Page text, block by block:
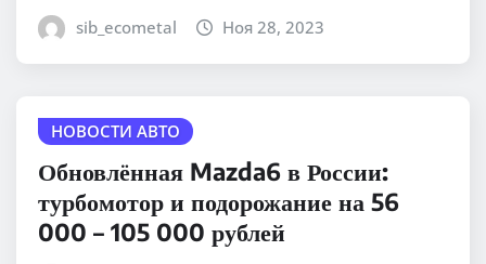
sib_ecometal Ноя 28, 2023
НОВОСТИ АВТО
Обновлённая Mazda6 в России:
турбомотор и подорожание на 56
000 – 105 000 рублей